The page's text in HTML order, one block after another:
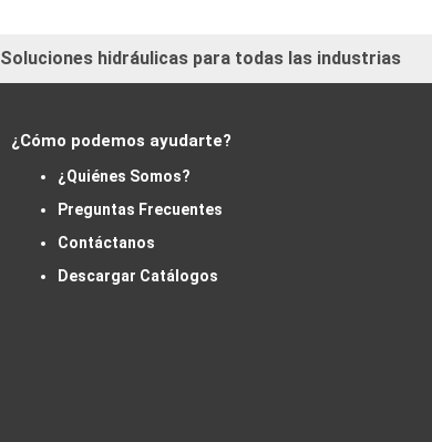
Soluciones hidráulicas para todas las industrias
¿Cómo podemos ayudarte?
¿Quiénes Somos?
Preguntas Frecuentes
Contáctanos
Descargar Catálogos